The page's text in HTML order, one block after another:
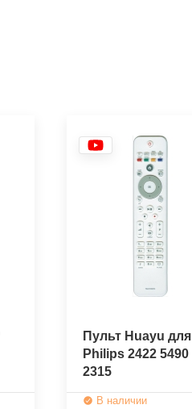
Пульт Huayu для
Philips 2422 5490
2315
В наличии